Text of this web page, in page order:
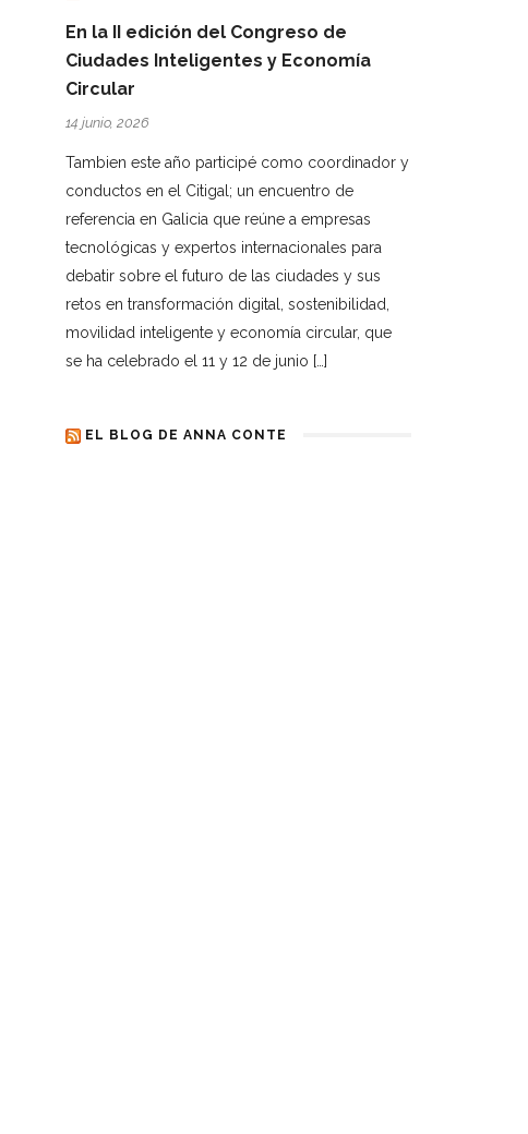
En la II edición del Congreso de
Ciudades Inteligentes y Economía
Circular
14 junio, 2026
Tambien este año participé como coordinador y
conductos en el Citigal; un encuentro de
referencia en Galicia que reúne a empresas
tecnológicas y expertos internacionales para
debatir sobre el futuro de las ciudades y sus
retos en transformación digital, sostenibilidad,
movilidad inteligente y economía circular, que
se ha celebrado el 11 y 12 de junio […]
EL BLOG DE ANNA CONTE